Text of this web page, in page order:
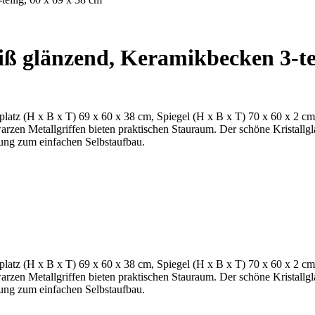
glänzend, Keramikbecken 3-
(H x B x T) 69 x 60 x 38 cm, Spiegel (H x B x T) 70 x 60 x 2
Metallgriffen bieten praktischen Stauraum. Der schöne
zum einfachen Selbstaufbau.
(H x B x T) 69 x 60 x 38 cm, Spiegel (H x B x T) 70 x 60 x 2
Metallgriffen bieten praktischen Stauraum. Der schöne
zum einfachen Selbstaufbau.